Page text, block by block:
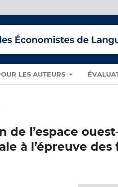
LES AUTEURS
de l’espace
à l’épreuve des